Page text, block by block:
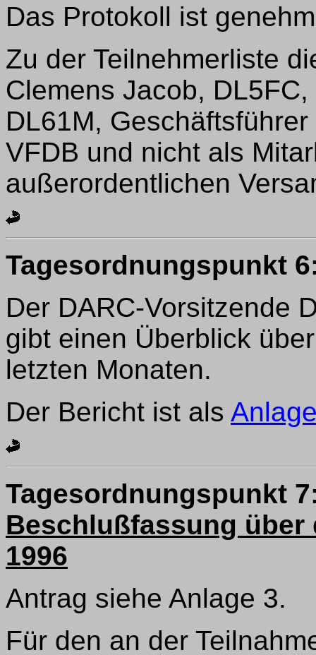
Das Protokoll ist
Zu der Teilnehmerliste
Clemens Jacob,
DL61M,
VFDB und nicht als
außerordentlichen
Tagesordnungspunkt
Der DARC-Vorsitzende
gibt einen Überblick
letzten Monaten.
Der Bericht ist als
Tagesordnungspunkt
Beschlußfassung
1996
Antrag siehe Anlage 3.
Für den an der